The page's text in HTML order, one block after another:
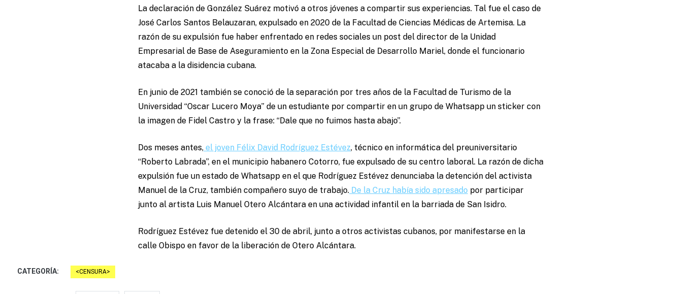
La declaración de González Suárez motivó a otros jóvenes a compartir sus experiencias. Tal fue el caso de
José Carlos Santos Belauzaran, expulsado en 2020 de la Facultad de Ciencias Médicas de Artemisa. La
razón de su expulsión fue haber enfrentado en redes sociales un post del director de la Unidad
Empresarial de Base de Aseguramiento en la Zona Especial de Desarrollo Mariel, donde el funcionario
atacaba a la disidencia cubana.
En junio de 2021 también se conoció de la separación por tres años de la Facultad de Turismo de la
Universidad “Oscar Lucero Moya” de un estudiante por compartir en un grupo de Whatsapp un sticker con
la imagen de Fidel Castro y la frase: “Dale que no fuimos hasta abajo”.
Dos meses antes, el joven Félix David Rodríguez Estévez, técnico en informática del preuniversitario
“Roberto Labrada”, en el municipio habanero Cotorro, fue expulsado de su centro laboral. La razón de dicha
expulsión fue un estado de Whatsapp en el que Rodríguez Estévez denunciaba la detención del activista
Manuel de la Cruz, también compañero suyo de trabajo. De la Cruz había sido apresado por participar
junto al artista Luis Manuel Otero Alcántara en una actividad infantil en la barriada de San Isidro.
Rodríguez Estévez fue detenido el 30 de abril, junto a otros activistas cubanos, por manifestarse en la
calle Obispo en favor de la liberación de Otero Alcántara.
CATEGORÍA: CENSURA